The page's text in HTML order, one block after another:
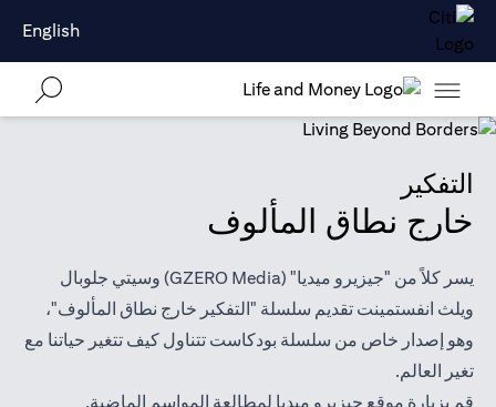
English
التفكير
خارج نطاق المألوف
يسر كلاً من "جيزيرو ميديا" (GZERO Media) وسيتي جلوبال
ويلث انفستمينت تقديم سلسلة "التفكير خارج نطاق المألوف"،
وهو إصدار خاص من سلسلة بودكاست تتناول كيف تتغير حياتنا مع
تغير العالم.
قم بزيارة موقع جيزيرو ميديا لمطالعة المواسم الماضية.